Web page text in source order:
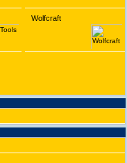
Wolfcraft